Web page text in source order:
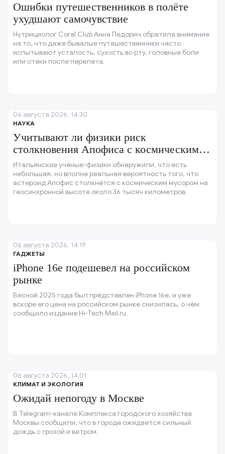
Ошибки путешественников в полёте
ухудшают самочувствие
Нутрициолог Coral Club Анна Педорич обратила внимание
на то, что даже бывалые путешественники часто
испытывают усталость, сухость во рту, головные боли
или отёки после перелёта.
НАУКА
Учитывают ли физики риск
столкновения Апофиса с космическим
мусором?
Итальянские учёные-физики обнаружили, что есть
небольшая, но вполне реальная вероятность того, что
астероид Апофис столкнётся с космическим мусором на
геосинхронной высоте около 36 тысяч километров.
06 августа 2026, 14:30
ГАДЖЕТЫ
iPhone 16e подешевел на российском
рынке
Весной 2025 года был представлен iPhone 16e, и уже
вскоре его цена на российском рынке снизилась, о чём
сообщило издание Hi-Tech Mail.ru.
06 августа 2026, 14:19
КЛИМАТ И ЭКОЛОГИЯ
Ожидай непогоду в Москве
В Telegram-канале Комплекса городского хозяйства
Москвы сообщили, что в городе ожидается сильный
дождь с грозой и ветром.
06 августа 2026, 14:01